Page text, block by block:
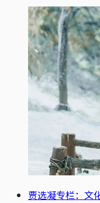
贾选凝专栏：文